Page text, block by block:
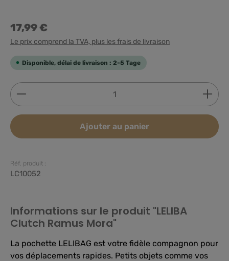
17,99 €
Le prix comprend la TVA, plus les frais de livraison
Disponible, délai de livraison : 2-5 Tage
Quantité de produit : Entrez la quantité
Ajouter au panier
Réf. produit :
LC10052
Informations sur le produit "LELIBA
Clutch Ramus Mora"
La pochette LELIBAG est votre fidèle compagnon pour
vos déplacements rapides. Petits objets comme vos